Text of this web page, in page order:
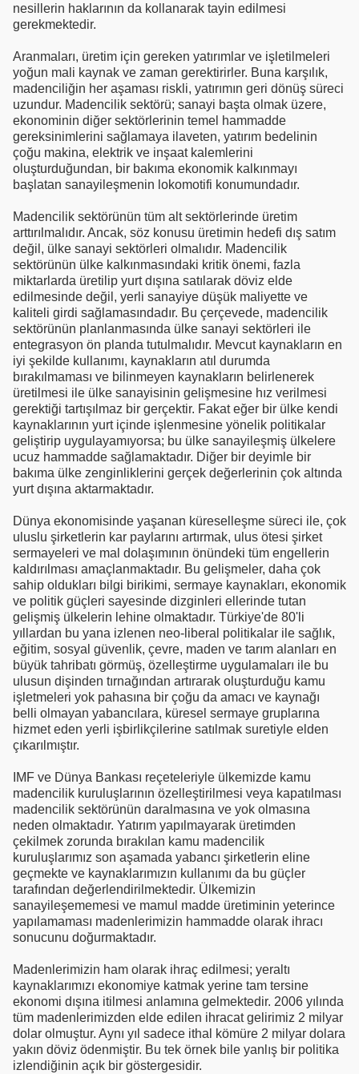
nesillerin haklarının da kollanarak tayin edilmesi
gerekmektedir.
Aranmaları, üretim için gereken yatırımlar ve işletilmeleri
yoğun mali kaynak ve zaman gerektirirler. Buna karşılık,
madenciliğin her aşaması riskli, yatırımın geri dönüş süreci
uzundur. Madencilik sektörü; sanayi başta olmak üzere,
ekonominin diğer sektörlerinin temel hammadde
gereksinimlerini sağlamaya ilaveten, yatırım bedelinin
çoğu makina, elektrik ve inşaat kalemlerini
oluşturduğundan, bir bakıma ekonomik kalkınmayı
başlatan sanayileşmenin lokomotifi konumundadır.
Madencilik sektörünün tüm alt sektörlerinde üretim
arttırılmalıdır. Ancak, söz konusu üretimin hedefi dış satım
değil, ülke sanayi sektörleri olmalıdır. Madencilik
sektörünün ülke kalkınmasındaki kritik önemi, fazla
miktarlarda üretilip yurt dışına satılarak döviz elde
edilmesinde değil, yerli sanayiye düşük maliyette ve
kaliteli girdi sağlamasındadır. Bu çerçevede, madencilik
sektörünün planlanmasında ülke sanayi sektörleri ile
entegrasyon ön planda tutulmalıdır. Mevcut kaynakların en
iyi şekilde kullanımı, kaynakların atıl durumda
bırakılmaması ve bilinmeyen kaynakların belirlenerek
üretilmesi ile ülke sanayisinin gelişmesine hız verilmesi
gerektiği tartışılmaz bir gerçektir. Fakat eğer bir ülke kendi
kaynaklarının yurt içinde işlenmesine yönelik politikalar
geliştirip uygulayamıyorsa; bu ülke sanayileşmiş ülkelere
ucuz hammadde sağlamaktadır. Diğer bir deyimle bir
bakıma ülke zenginliklerini gerçek değerlerinin çok altında
yurt dışına aktarmaktadır.
Dünya ekonomisinde yaşanan küreselleşme süreci ile, çok
uluslu şirketlerin kar paylarını artırmak, ulus ötesi şirket
sermayeleri ve mal dolaşımının önündeki tüm engellerin
kaldırılması amaçlanmaktadır. Bu gelişmeler, daha çok
sahip oldukları bilgi birikimi, sermaye kaynakları, ekonomik
ve politik güçleri sayesinde dizginleri ellerinde tutan
gelişmiş ülkelerin lehine olmaktadır. Türkiye'de 80'li
yıllardan bu yana izlenen neo-liberal politikalar ile sağlık,
eğitim, sosyal güvenlik, çevre, maden ve tarım alanları en
büyük tahribatı görmüş, özelleştirme uygulamaları ile bu
ulusun dişinden tırnağından artırarak oluşturduğu kamu
işletmeleri yok pahasına bir çoğu da amacı ve kaynağı
belli olmayan yabancılara, küresel sermaye gruplarına
hizmet eden yerli işbirlikçilerine satılmak suretiyle elden
çıkarılmıştır.
IMF ve Dünya Bankası reçeteleriyle ülkemizde kamu
madencilik kuruluşlarının özelleştirilmesi veya kapatılması
madencilik sektörünün daralmasına ve yok olmasına
neden olmaktadır. Yatırım yapılmayarak üretimden
çekilmek zorunda bırakılan kamu madencilik
kuruluşlarımız son aşamada yabancı şirketlerin eline
geçmekte ve kaynaklarımızın kullanımı da bu güçler
tarafından değerlendirilmektedir. Ülkemizin
sanayileşememesi ve mamul madde üretiminin yeterince
yapılamaması madenlerimizin hammadde olarak ihracı
sonucunu doğurmaktadır.
Madenlerimizin ham olarak ihraç edilmesi; yeraltı
kaynaklarımızı ekonomiye katmak yerine tam tersine
ekonomi dışına itilmesi anlamına gelmektedir. 2006 yılında
tüm madenlerimizden elde edilen ihracat gelirimiz 2 milyar
dolar olmuştur. Aynı yıl sadece ithal kömüre 2 milyar dolara
yakın döviz ödenmiştir. Bu tek örnek bile yanlış bir politika
izlendiğinin açık bir göstergesidir.